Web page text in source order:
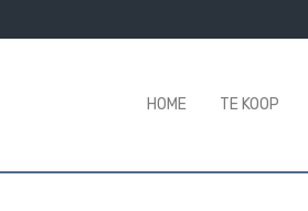
HOME TE KOOP